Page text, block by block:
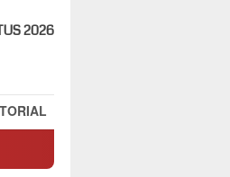
2026
Hambat Arus Lalu Lintas di Jalan